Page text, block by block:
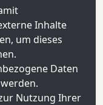
Inhalte
um dieses
Daten
Nutzung Ihrer